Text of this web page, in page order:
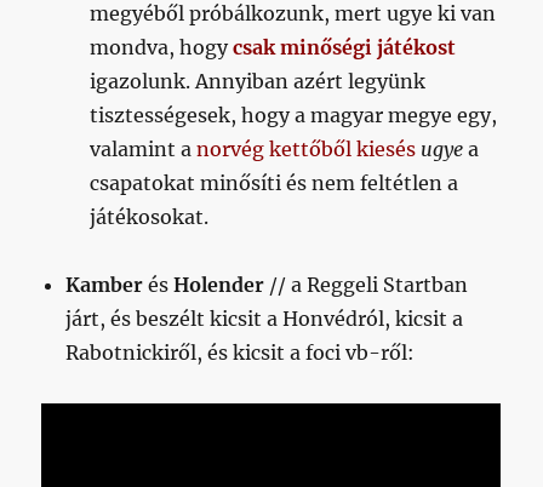
megyéből próbálkozunk, mert ugye ki van
mondva, hogycsak minőségi játékost
igazolunk. Annyiban azért legyünk
tisztességesek, hogy a magyar megye egy,
valamint anorvég kettőből kiesés ugye a
csapatokat minősíti és nem feltétlen a
játékosokat.
KamberésHolender // a Reggeli Startban
járt, és beszélt kicsit a Honvédról, kicsit a
Rabotnickiről, és kicsit a foci vb-ről: